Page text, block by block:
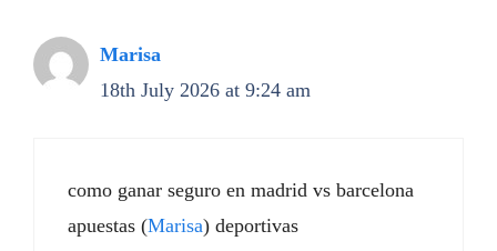
Marisa
18th July 2026 at 9:24 am
como ganar seguro en madrid vs barcelona
apuestas (Marisa) deportivas